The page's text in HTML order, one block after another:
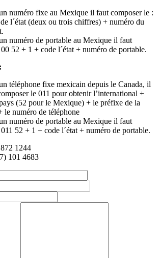
numéro fixe au Mexique il faut composer le :
l´état (deux ou trois chiffres) + numéro du
numéro de portable au Mexique il faut
52 + 1 + code l´état + numéro de portable.
téléphone fixe mexicain depuis le Canada, il
le 011 pour obtenir l’international +
(52 pour le Mexique) + le préfixe de la
le numéro de téléphone
numéro de portable au Mexique il faut
52 + 1 + code l´état + numéro de portable.
1244
101 4683